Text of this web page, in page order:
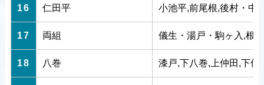
16 仁田平 小池平,前尾根,後村・中
17 両組 儀生・湯戸・駒ヶ入,根
18 八巻 漆戸,下八巻,上仲田,下仲